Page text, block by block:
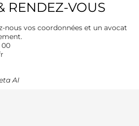
RENDEZ-VOUS
nous vos coordonnées et un avocat
00
AI